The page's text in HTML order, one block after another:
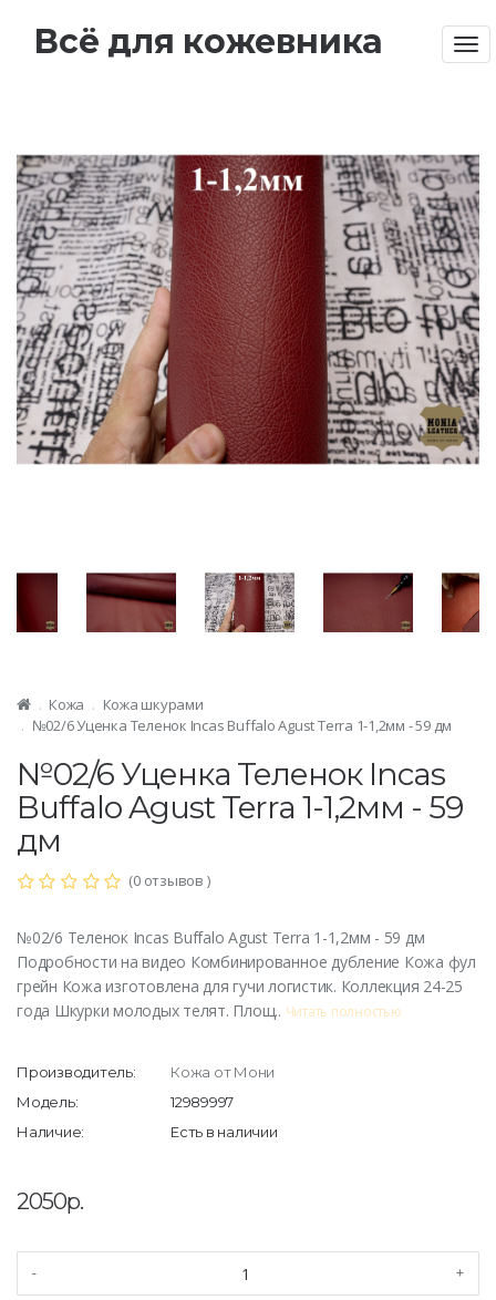
Всё для кожевника
Кожа
Кожа шкурами
№02/6 Уценка Теленок Incas Buffalo Agust Terra 1-1,2мм - 59 дм
№02/6 Уценка Теленок Incas
Buffalo Agust Terra 1-1,2мм - 59
дм
(0 отзывов )
№02/6 Теленок Incas Buffalo Agust Terra 1-1,2мм - 59 дм
Подробности на видео Комбинированное дубление Кожа фул
грейн Кожа изготовлена для гучи логистик. Коллекция 24-25
года Шкурки молодых телят. Площ.. Читать полностью
Производитель:
Кожа от Мони
Модель:
12989997
Наличие:
Есть в наличии
2050р.
- +